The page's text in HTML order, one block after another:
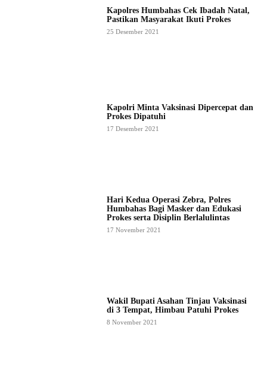
Kapolres Humbahas Cek Ibadah Natal,
Pastikan Masyarakat Ikuti Prokes
25 Desember 2021
Kapolri Minta Vaksinasi Dipercepat dan
Prokes Dipatuhi
17 Desember 2021
Hari Kedua Operasi Zebra, Polres
Humbahas Bagi Masker dan Edukasi
Prokes serta Disiplin Berlalulintas
17 November 2021
Wakil Bupati Asahan Tinjau Vaksinasi
di 3 Tempat, Himbau Patuhi Prokes
8 November 2021